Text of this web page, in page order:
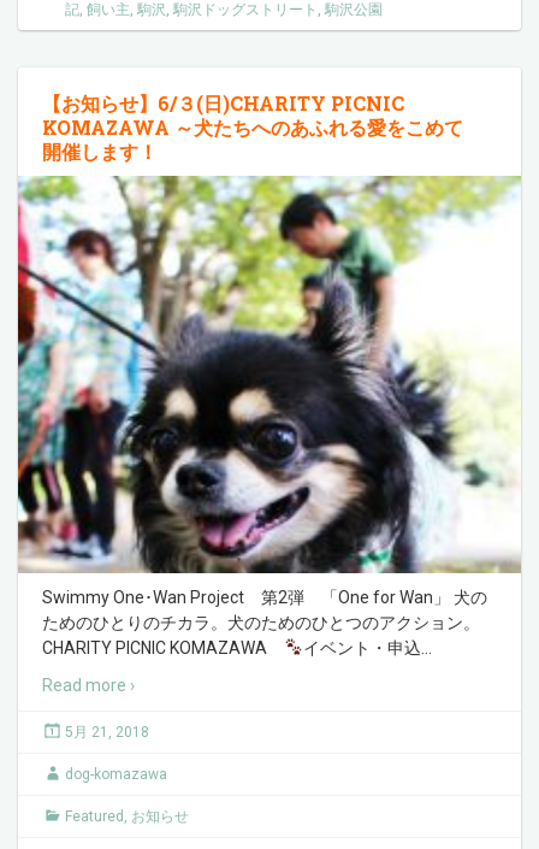
記, 飼い主, 駒沢 , 駒沢ドッグストリート , 駒沢公園
【お知らせ】6/３(日)CHARITY PICNIC
KOMAZAWA ～犬たちへのあふれる愛をこめて
開催します！
Swimmy One･Wan Project 第2弾 「One for Wan」 犬の
ためのひとりのチカラ。犬のためのひとつのアクション。
CHARITY PICNIC KOMAZAWA
イベント・申込
Read more ›
5月 21, 2018
dog-komazawa
Featured , お知らせ